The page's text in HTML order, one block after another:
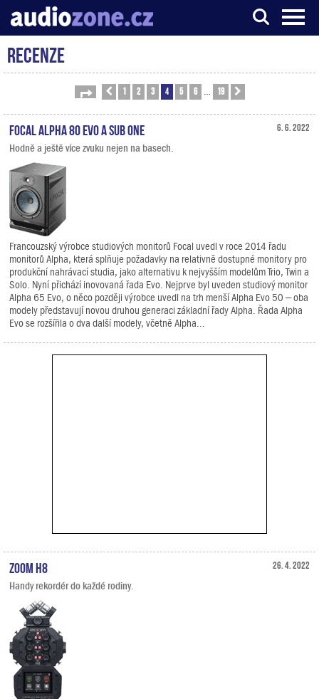
Server o digitálním zpracování zvuku
Recenze
Stránka zPředchozí
1 2 3 4 5 6 19
6. 6. 2022
Focal Alpha 80 Evo a Sub One
Hodně a ještě více zvuku nejen na basech.
Francouzský výrobce studiových monitorů Focal uvedl v roce 2014 řadu
monitorů Alpha, která splňuje požadavky na relativně dostupné monitory pro
produkční nahrávací studia, jako alternativu k nejvyšším modelům Trio, Twin a
Solo. Nyní přichází inovovaná řada Evo. Nejprve byl uveden studiový monitor
Alpha 65 Evo, o něco později výrobce uvedl na trh menší Alpha Evo 50 – oba
modely představují novou druhou generaci základní řady Alpha. Řada Alpha
Evo se rozšířila o dva další modely, včetně Alpha...
26. 4. 2022
Zoom H8
Handy rekordér do každé rodiny.